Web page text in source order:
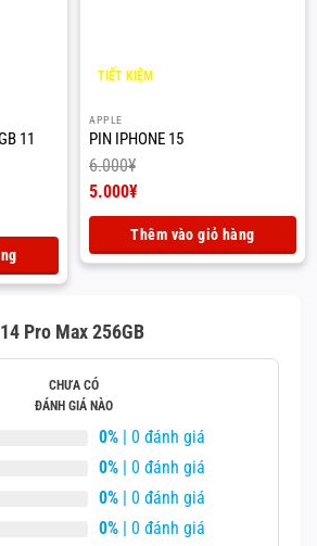
11
TIẾT KIỆM
APPLE
PIN IPHONE 15
6.000¥
Giá
6.000¥.
5.000¥
tại
là:
Thêm vào giỏ hàng
Pro Max 256GB
CHƯA CÓ
ĐÁNH GIÁ NÀO
0% | 0 đánh giá
0% | 0 đánh giá
0% | 0 đánh giá
0% | 0 đánh giá